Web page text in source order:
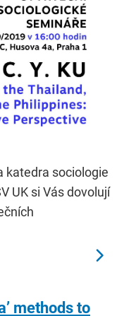
katedra sociologie
UK si Vás dovolují
methods to